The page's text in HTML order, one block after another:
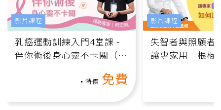
乳癌運動訓練入門4堂課 -
伴你術後身心靈不卡關（線
特價 免費
影片課程
失智者與照顧者
讓專家用一根棍
影片課程